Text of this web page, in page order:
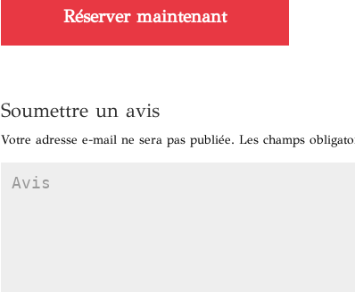
Réserver maintenant
Soumettre un avis
Votre adresse e-mail ne sera pas publiée. Les champs